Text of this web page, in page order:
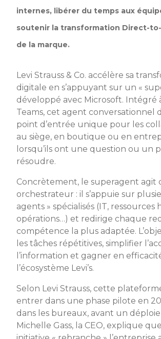
internes, libérer du temps aux
soutenir la transformation Direct-
de la marque.
Levi Strauss & Co. accélère sa
digitale en s’appuyant sur un «
développé avec Microsoft. Intégré
Teams, cet agent conversationnel
point d’entrée unique pour les
au siège, en boutique ou en
lorsqu’ils ont une question ou un
résoudre.
Concrètement, le superagent agit
orchestrateur : il s’appuie sur
agents » spécialisés (IT, ressources
opérations…) et redirige chaque
compétence la plus adaptée.
les tâches répétitives, simplifier
l’information et gagner en
l’écosystème Levi’s.
Selon Levi Strauss, cette
entrer dans une phase pilote en
dans les bureaux, avant un
Michelle Gass, la CEO, explique